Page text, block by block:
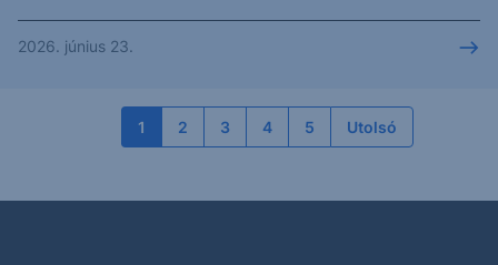
2026. június 23.
1 2 3 4 5 Utolsó